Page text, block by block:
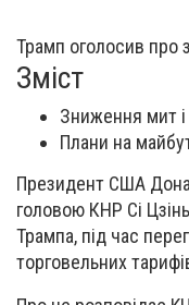
Трамп оголосив про
Зміст
Зниження мит і
Плани на
Президент США
головою КНР Сі
Трампа, під час
торговельних